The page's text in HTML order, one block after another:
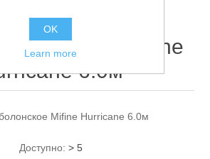
средства
болонское Mifine
6.0м
Mifine Hurricane 6.0м
Доступно: > 5
OK
Learn more